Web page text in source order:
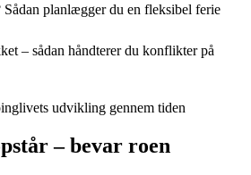
planlægger du en fleksibel ferie
– sådan håndterer du konflikter på
udvikling gennem tiden
– bevar roen